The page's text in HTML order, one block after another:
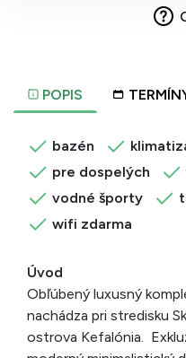
POPIS
bazén
pre dospelých
vodné športy
wifi zdarma
Úvod
Obľúbený luxusný
nachádza pri stredisku
ostrova Kefalónia.